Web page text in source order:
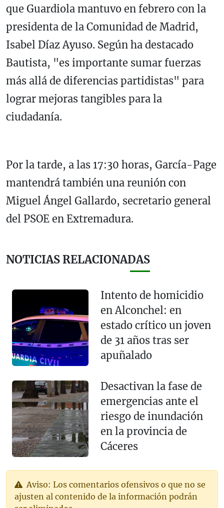
que Guardiola mantuvo en febrero con la
presidenta de la Comunidad de Madrid,
Isabel Díaz Ayuso. Según ha destacado
Bautista, "es importante sumar fuerzas
más allá de diferencias partidistas" para
lograr mejoras tangibles para la
ciudadanía.
Por la tarde, a las 17:30 horas, García-Page
mantendrá también una reunión con
Miguel Ángel Gallardo, secretario general
del PSOE en Extremadura.
NOTICIAS RELACIONADAS
Intento de homicidio
en Alconchel: en
estado crítico un joven
de 31 años tras ser
apuñalado
Desactivan la fase de
emergencias ante el
riesgo de inundación
en la provincia de
Cáceres
Aviso: Los comentarios ofensivos o que no se
ajusten al contenido de la información podrán